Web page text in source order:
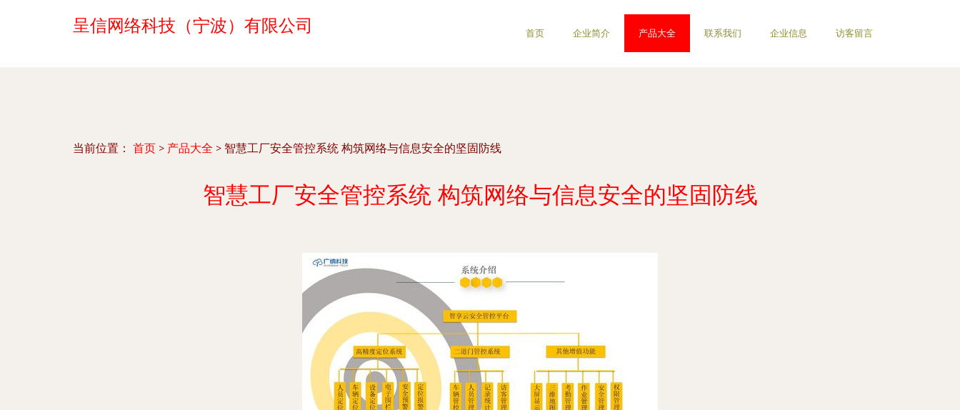
呈信网络科技（宁波）有限公司 首页 企业简介 产品大全 联系我们 企业信息 访客留言
当前位置： 首页 > 产品大全 > 智慧工厂安全管控系统 构筑网络与信息安全的坚固防线
智慧工厂安全管控系统 构筑网络与信息安全的坚固防线